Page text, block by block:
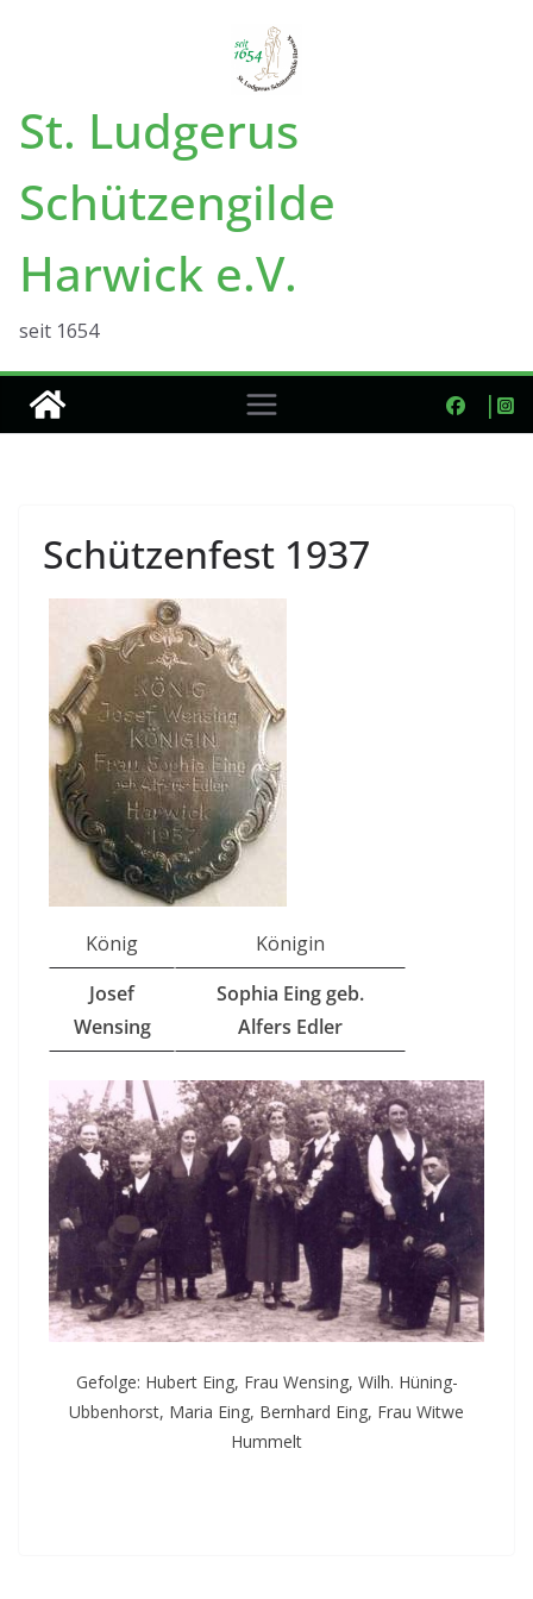
St. Ludgerus
Schützengilde
Harwick e.V.
seit 1654
Schützenfest 1937
König
Königin
Josef
Wensing
Sophia Eing geb.
Alfers Edler
Gefolge: Hubert Eing, Frau Wensing, Wilh. Hüning-
Ubbenhorst, Maria Eing, Bernhard Eing, Frau Witwe
Hummelt